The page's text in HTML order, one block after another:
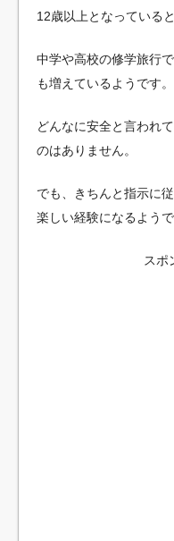
12歳以上となっている
中学や高校の修学旅行
も増えているようです。
どんなに安全と言われ
のはありません。
でも、きちんと指示に
楽しい経験になるようで
スポ